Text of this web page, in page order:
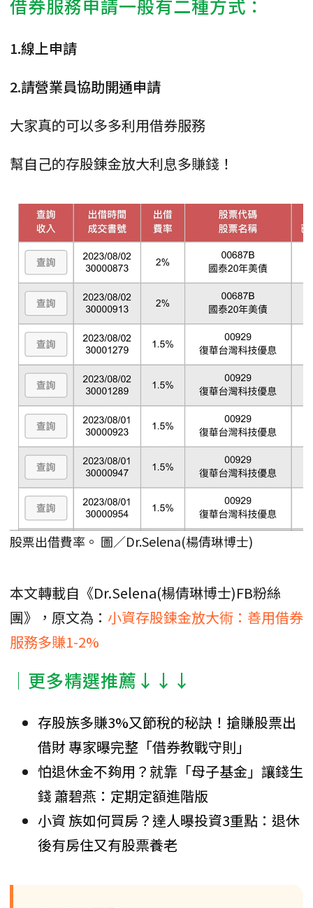
借券服務申請一般有二種方式：
1.線上申請
2.請營業員協助開通申請
大家真的可以多多利用借券服務
幫自己的存股錬金放大利息多賺錢！
股票出借費率。 圖／Dr.Selena(楊倩琳博士)
本文轉載自《Dr.Selena(楊倩琳博士)FB粉絲
團》，原文為： 小資存股鍊金放大術：善用借券
服務多賺1-2%
│更多精選推薦↓↓↓
存股族多賺3%又節稅的秘訣！搶賺股票出
借財 專家曝完整「借券教戰守則」
怕退休金不夠用？就靠「母子基金」讓錢生
錢 蕭碧燕：定期定額進階版
小資 族如何買房？達人曝投資3重點：退休
後有房住又有股票養老